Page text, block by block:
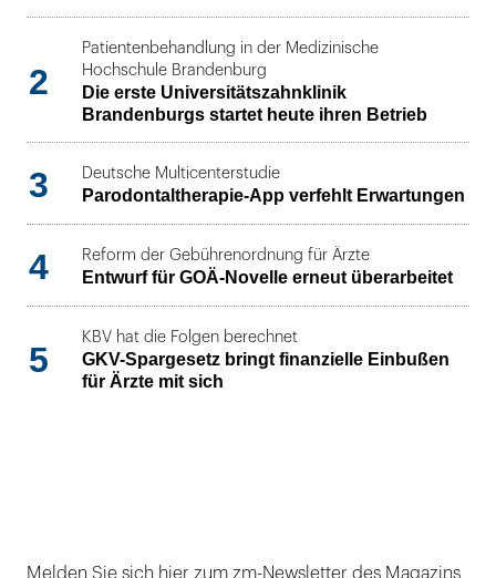
2
Patientenbehandlung in der Medizinische
Hochschule Brandenburg
Die erste Universitätszahnklinik
Brandenburgs startet heute ihren Betrieb
3 Deutsche Multicenterstudie
Parodontaltherapie-App verfehlt Erwartungen
4 Reform der Gebührenordnung für Ärzte
Entwurf für GOÄ-Novelle erneut überarbeitet
5
KBV hat die Folgen berechnet
GKV-Spargesetz bringt finanzielle Einbußen
für Ärzte mit sich
Melden Sie sich hier zum zm-Newsletter des Magazins